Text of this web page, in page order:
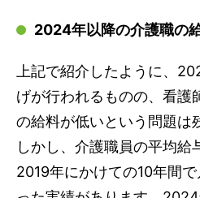
2024年以降の介護職の
上記で紹介したように、
げが行われるものの、看護
の給料が低いという問題は
しかし、介護職員の平均給
2019年にかけての10年間